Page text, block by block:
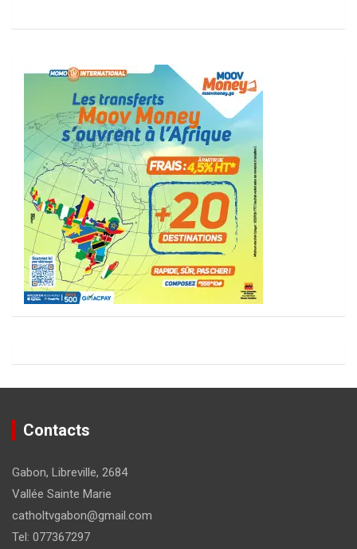
Contacts
Gabon, Libreville, 2684
Vallée Sainte Marie
catholtvgabon@gmail.com
Tel: 077367297